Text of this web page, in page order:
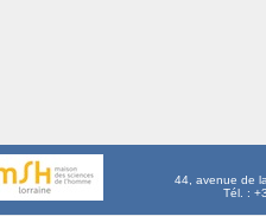
44, avenue de
Tél. :